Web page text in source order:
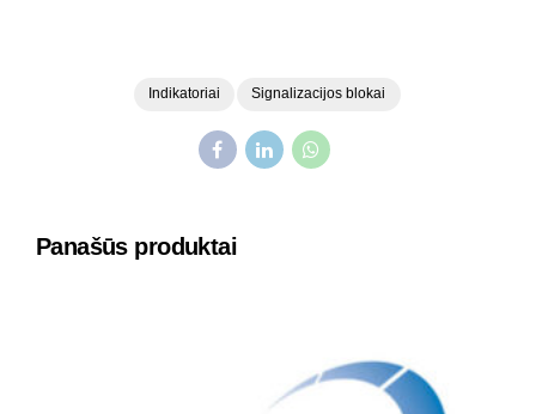
Indikatoriai Signalizacijos blokai
Panašūs produktai